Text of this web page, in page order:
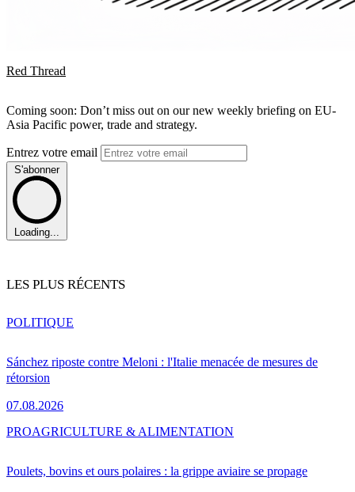
Red Thread
Coming soon: Don’t miss out on our new weekly briefing on EU-
Asia Pacific power, trade and strategy.
Entrez votre email
S'abonner
Loading...
LES PLUS RÉCENTS
Sánchez riposte contre Meloni : l'Italie menacée de mesures de
rétorsion
07.08.2026
POLITIQUE
Poulets, bovins et ours polaires : la grippe aviaire se propage
PROAGRICULTURE & ALIMENTATION